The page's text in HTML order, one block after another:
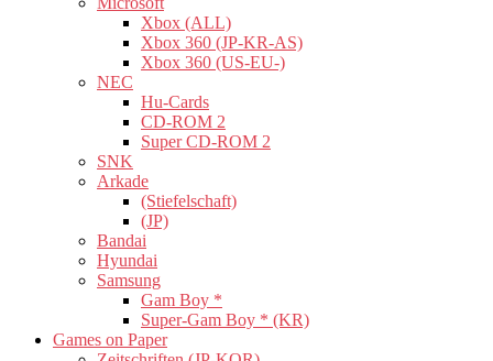
Xbox (ALL)
Xbox 360 (JP-KR-AS)
Xbox 360 (US-EU-)
NEC
Hu-Cards
CD-ROM 2
Super CD-ROM 2
SNK
Arkade
(Stiefelschaft)
(JP)
Bandai
Hyundai
Samsung
Gam Boy *
Super-Gam Boy * (KR)
Games on Paper